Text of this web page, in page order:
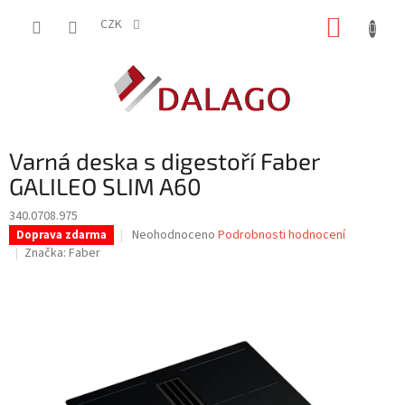
CZK
Varná deska s digestoří Faber
GALILEO SLIM A60
340.0708.975
Doprava zdarma
Průměrné
Neohodnoceno Podrobnosti hodnocení
Značka: Faber